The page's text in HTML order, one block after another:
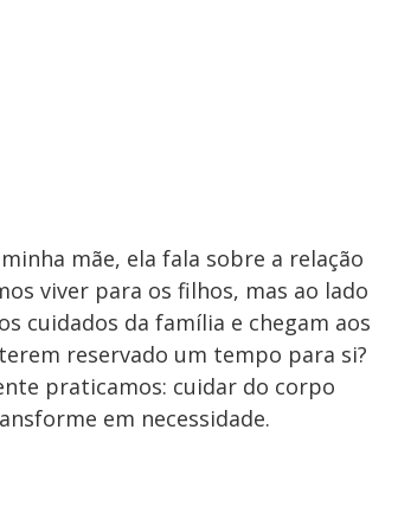
mãe, ela fala sobre a relação
viver para os filhos, mas ao lado
cuidados da família e chegam aos
reservado um tempo para si?
praticamos: cuidar do corpo
em necessidade.